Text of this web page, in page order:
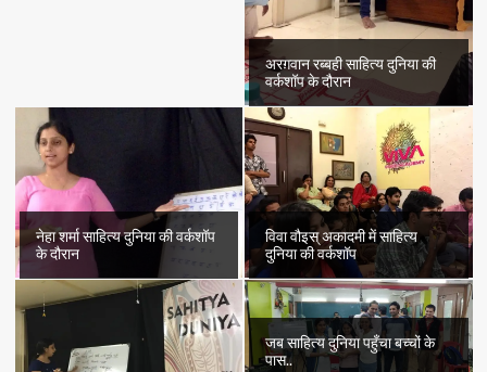
अरग़वान रब्बही साहित्य दुनिया की
वर्कशॉप के दौरान
नेहा शर्मा साहित्य दुनिया की वर्कशॉप
के दौरान
विवा वौइस् अकादमी में साहित्य
दुनिया की वर्कशॉप
जब साहित्य दुनिया पहुँचा बच्चों के
पास..